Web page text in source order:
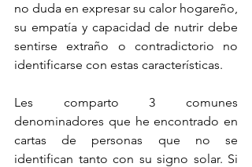
no duda en expresar su calor hogareño,
su empatía y capacidad de nutrir debe
sentirse extraño o contradictorio no
identificarse con estas características.
Les comparto 3 comunes
denominadores que he encontrado en
cartas de personas que no se
identifican tanto con su signo solar. Si